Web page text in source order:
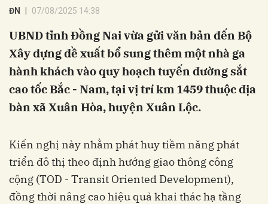
ĐN 07/08/2025 14:38
UBND tỉnh Đồng Nai vừa gửi văn bản đến Bộ
Xây dựng đề xuất bổ sung thêm một nhà ga
hành khách vào quy hoạch tuyến đường sắt
cao tốc Bắc - Nam, tại vị trí km 1459 thuộc địa
bàn xã Xuân Hòa, huyện Xuân Lộc.
Kiến nghị này nhằm phát huy tiềm năng phát
triển đô thị theo định hướng giao thông công
cộng (TOD - Transit Oriented Development),
đồng thời nâng cao hiệu quả khai thác hạ tầng
Hủy